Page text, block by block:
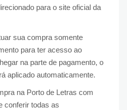
para o site oficial da
sua compra somente
para ter acesso ao
na parte de pagamento, o
aplicado automaticamente.
na Porto de Letras com
conferir todas as